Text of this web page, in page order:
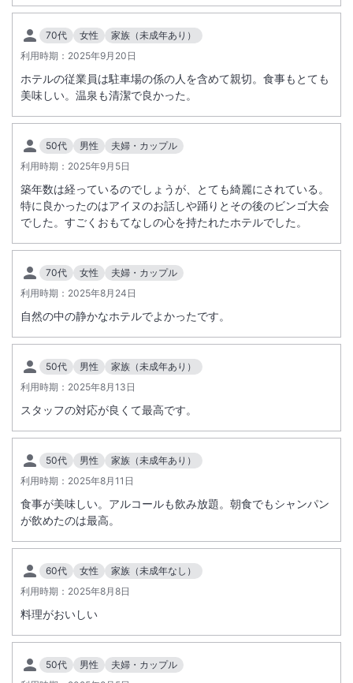
70代 女性
家族（未成年あり）
利用時期： 2025年9月20日
ホテルの従業員は駐車場の係の人を含めて親切。食事もとても
美味しい。温泉も清潔で良かった。
50代 男性
夫婦・カップル
利用時期： 2025年9月5日
築年数は経っているのでしょうが、とても綺麗にされている。
特に良かったのはアイヌのお話しや踊りとその後のビンゴ大会
でした。すごくおもてなしの心を持たれたホテルでした。
70代 女性
夫婦・カップル
利用時期： 2025年8月24日
自然の中の静かなホテルでよかったです。
50代 男性
家族（未成年あり）
利用時期： 2025年8月13日
スタッフの対応が良くて最高です。
50代 男性
家族（未成年あり）
利用時期： 2025年8月11日
食事が美味しい。アルコールも飲み放題。朝食でもシャンパン
が飲めたのは最高。
60代 女性
家族（未成年なし）
利用時期： 2025年8月8日
料理がおいしい
50代 男性
夫婦・カップル